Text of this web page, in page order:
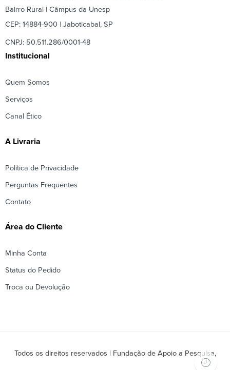
Bairro Rural | Câmpus da Unesp
CEP: 14884-900 | Jaboticabal, SP
CNPJ: 50.511.286/0001-48
Institucional
Quem Somos
Serviços
Canal Ético
A Livraria
Política de Privacidade
Perguntas Frequentes
Contato
Área do Cliente
Minha Conta
Status do Pedido
Troca ou Devolução
Todos os direitos reservados | Fundação de Apoio a Pesquisa,